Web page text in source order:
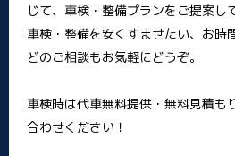
じて、車検・整備プランをご提案し
車検・整備を安くすませたい、お
どのご相談もお気軽にどうぞ。
車検時は代車無料提供・無料見積も
合わせください！